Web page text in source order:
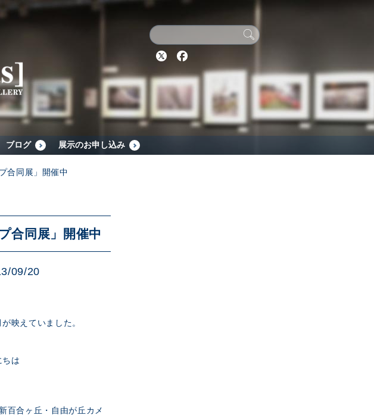
Twitter
ブログ 展示のお申し込み
合同展」開催中
合同展」開催中
09/20
映えていました。
ちは
百合ヶ丘・自由が丘カメ